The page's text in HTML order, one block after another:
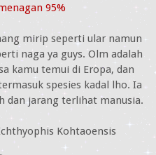
95%
mirip seperti ular namun
naga ya guys. Olm adalah
kamu temui di Eropa, dan
spesies kadal lho. Ia
dan jarang terlihat manusia.
Kohtaoensis